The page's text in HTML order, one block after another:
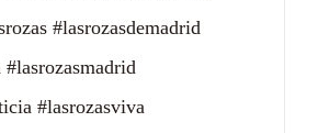
#lasrozasdemadrid
#lasrozasviva